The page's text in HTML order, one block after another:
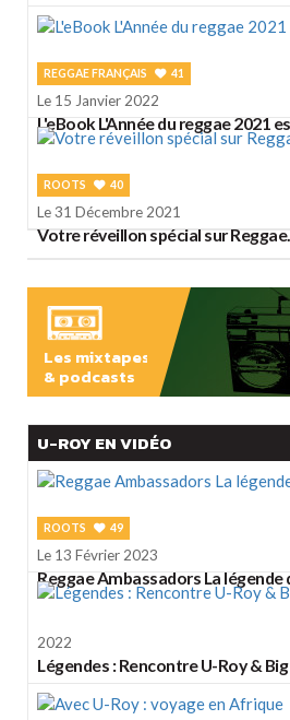
REGGAE FRANÇAIS 41
Le 15 Janvier 2022
L'eBook L'Année du reggae 2021
ROOTS 40
Le 31 Décembre 2021
Votre réveillon spécial sur
Les mixtapes
& podcasts
U-ROY EN VIDÉO
ROOTS 49
Le 13 Février 2023
Reggae Ambassadors La légende
2022
Légendes : Rencontre U-Roy &